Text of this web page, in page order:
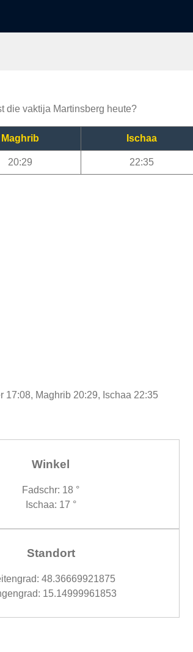
die vaktija Martinsberg heute?
Maghrib Ischaa
20:29 22:35
17:08, Maghrib 20:29, Ischaa 22:35
Winkel
Fadschr: 18 °
Ischaa: 17 °
Standort
48.36669921875
15.14999961853